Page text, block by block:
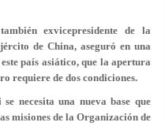
exvicepresidente de la
de China, aseguró en una
país asiático, que la apertura
requiere de dos condiciones.
necesita una nueva base que
misiones de la Organización de